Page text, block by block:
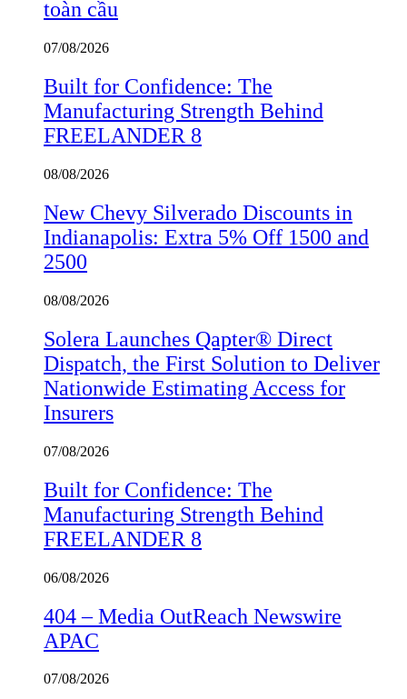
toàn cầu
07/08/2026
Built for Confidence: The
Manufacturing Strength Behind
FREELANDER 8
08/08/2026
New Chevy Silverado Discounts in
Indianapolis: Extra 5% Off 1500 and
2500
08/08/2026
Solera Launches Qapter® Direct
Dispatch, the First Solution to Deliver
Nationwide Estimating Access for
Insurers
07/08/2026
Built for Confidence: The
Manufacturing Strength Behind
FREELANDER 8
06/08/2026
404 – Media OutReach Newswire
APAC
07/08/2026